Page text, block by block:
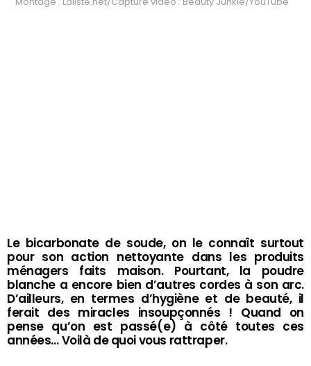
Le bicarbonate de soude, on le connaît surtout
pour son action nettoyante dans les produits
ménagers faits maison. Pourtant, la poudre
blanche a encore bien d’autres cordes à son arc.
D’ailleurs, en termes d’hygiène et de beauté, il
ferait des miracles insoupçonnés ! Quand on
pense qu’on est passé(e) à côté toutes ces
années… Voilà de quoi vous rattraper.